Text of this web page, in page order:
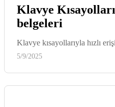
Klavye
belgeleri
Klavye kısayollarıyla hızlı
5/9/2025